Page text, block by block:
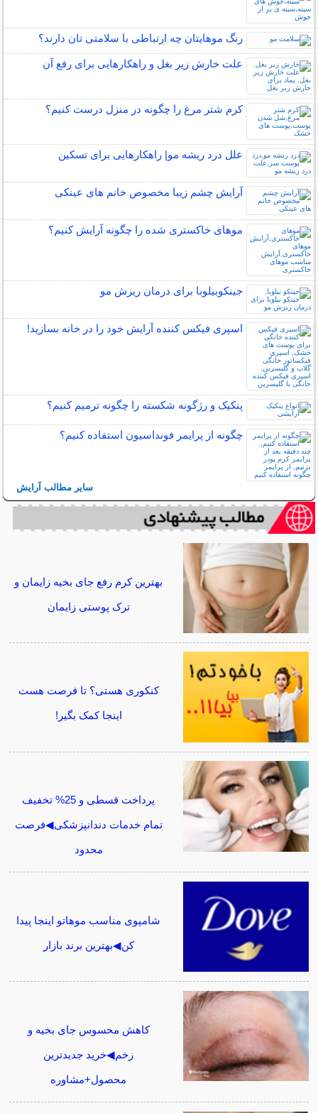
رنگ موهایتان چه ارتباطی با سلامتی تان دارند؟
علت خارش زیر بغل و راهکارهایی برای رفع آن
کرم شتر مرغ را چگونه در منزل درست کنیم؟
علل درد ریشه مو| راهکارهایی برای تسکین
آرایش چشم زیبا مخصوص خانم های عینکی
موهای خاکستری شده را چگونه آرایش کنیم؟
جینکوبیلوبا برای درمان ریزش مو
اسپری فیکس کننده آرایش خود را در خانه بسازید!
پنکیک و رژگونه شکسته را چگونه ترمیم کنیم؟
چگونه از پرایمر فونداسیون استفاده کنیم؟
سایر مطالب آرایش
بهترین کرم رفع جای بخیه زایمان و
ترک پوستی زایمان
کنکوری هستی؟ تا فرصت هست
اینجا کمک بگیر!
پرداخت قسطی و 25% تخفیف
تمام خدمات دندانپزشکی◀فرصت
محدود
شامپوی مناسب موهاتو اینجا پیدا
کن◀بهترین برند بازار
کاهش محسوس جای بخیه و
زخم◀خرید جدیدترین
محصول+مشاوره